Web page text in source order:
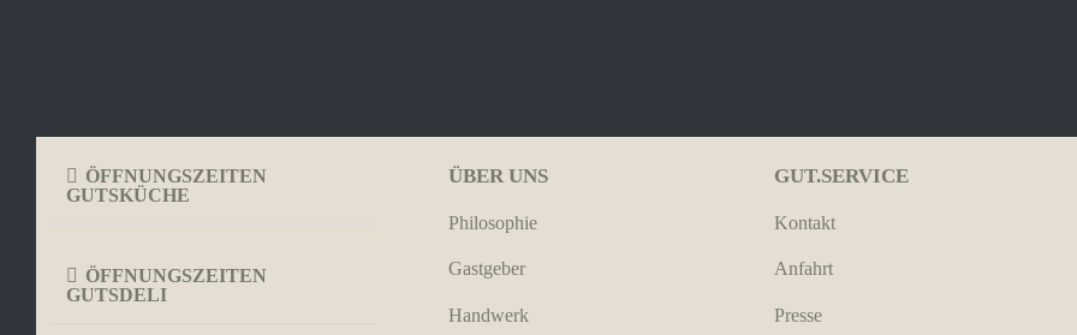
ÖFFNUNGSZEITEN
GUTSKÜCHE
ÖFFNUNGSZEITEN
GUTSDELI
ÜBER UNS
Philosophie
Gastgeber
Handwerk
GUT.SERVICE
Kontakt
Anfahrt
Presse